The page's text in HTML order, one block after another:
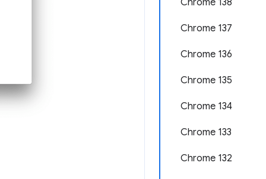
Chrome 138
Chrome 137
Chrome 136
Chrome 135
Chrome 134
Chrome 133
Chrome 132